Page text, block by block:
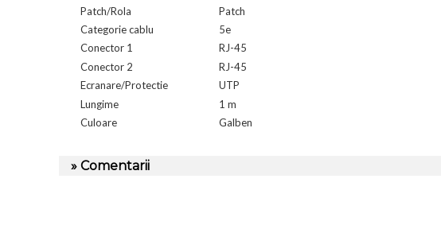
Patch/Rola
Patch
Categorie cablu
5e
Conector 1
RJ-45
Conector 2
RJ-45
Ecranare/Protectie
UTP
Lungime
1 m
Culoare
Galben
» Comentarii